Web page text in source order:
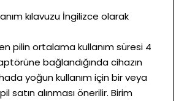
kılavuzu İngilizce olarak
pilin ortalama kullanım süresi 4
bağlandığında cihazın
yoğun kullanım için bir veya
satın alınması önerilir. Birim